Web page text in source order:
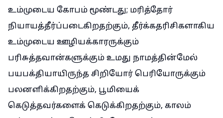
உம்முடைய கோபம் மூண்டது; மரித்தோர்
நியாயத்தீர்ப்படைகிறதற்கும், தீர்க்கதரிசிகளாகிய
உம்முடைய ஊழியக்காரருக்கும்
பரிசுத்தவான்களுக்கும் உமது நாமத்தின்மேல்
பயபக்தியாயிருந்த சிறியோர் பெரியோருக்கும்
பலனளிக்கிறதற்கும், பூமியைக்
கெடுத்தவர்களைக் கெடுக்கிறதற்கும், காலம்